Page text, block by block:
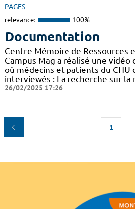
PAGES
relevance: 100%
Documentation
Centre Mémoire de Ressources
Campus Mag a réalisé une vidéo
où médecins et patients du
interviewés : La recherche sur la
26/02/2025 17:26
1